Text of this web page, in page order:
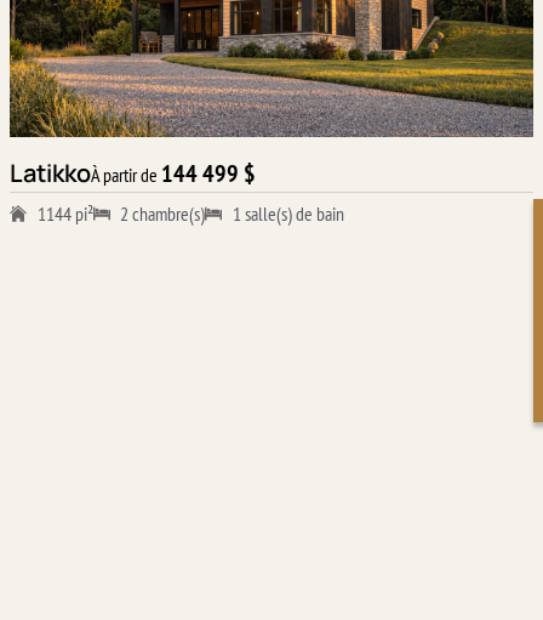
LatikkoÀ partir de 144 499 $
1144 pi² 2 chambre(s) 1 salle(s) de bain